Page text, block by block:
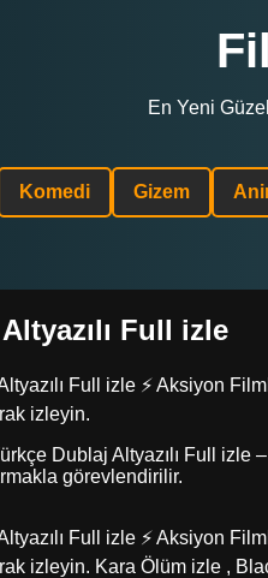
En Yeni
Komedi Gizem
Full izle
Full izle ⚡ Aksiyon
izleyin.
Dublaj Altyazılı Full izle
görevlendirilir.
Full izle ⚡ Aksiyon
izleyin. Kara Ölüm izle ,